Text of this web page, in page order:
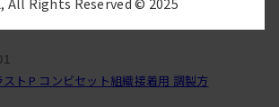
トラ 投与方法 手動で投与する場合
ストP コンビセット組織接着用 調製方